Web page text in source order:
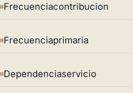
Frecuenciacontribucion
Frecuenciaprimaria
Dependenciaservicio